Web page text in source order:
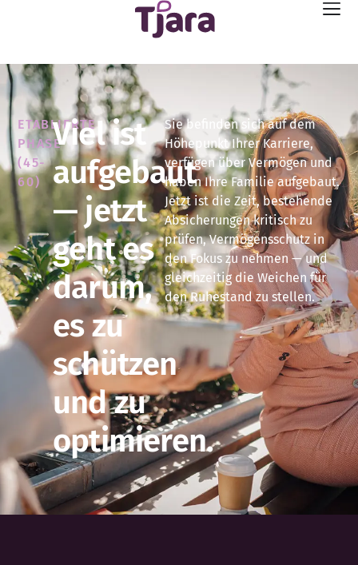
ETABLIERTE
PHASE
(45-
60)
Viel ist
aufgebaut
— jetzt
geht es
darum,
es zu
schützen
und zu
optimieren.
Sie befinden sich auf dem
Höhepunkt Ihrer Karriere,
verfügen über Vermögen und
haben Ihre Familie aufgebaut.
Jetzt ist die Zeit, bestehende
Absicherungen kritisch zu
prüfen, Vermögensschutz in
den Fokus zu nehmen — und
gleichzeitig die Weichen für
den Ruhestand zu stellen.